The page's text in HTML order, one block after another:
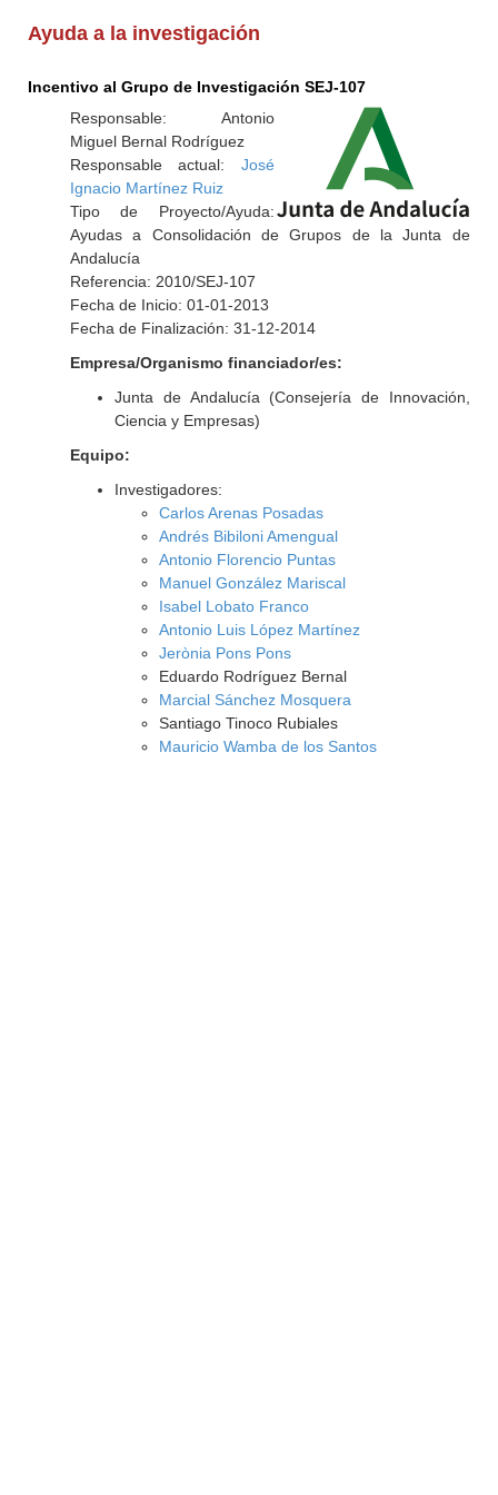
Ayuda a la investigación
Incentivo al Grupo de Investigación SEJ-107
Responsable: Antonio
Miguel Bernal Rodríguez
Responsable actual: José
Ignacio Martínez Ruiz
Tipo de Proyecto/Ayuda:
Ayudas a Consolidación de Grupos de la Junta de
Andalucía
Referencia: 2010/SEJ-107
Fecha de Inicio: 01-01-2013
Fecha de Finalización: 31-12-2014
Empresa/Organismo financiador/es:
Junta de Andalucía (Consejería de Innovación,
Ciencia y Empresas)
Equipo:
Investigadores:
Carlos Arenas Posadas
Andrés Bibiloni Amengual
Antonio Florencio Puntas
Manuel González Mariscal
Isabel Lobato Franco
Antonio Luis López Martínez
Jerònia Pons Pons
Eduardo Rodríguez Bernal
Marcial Sánchez Mosquera
Santiago Tinoco Rubiales
Mauricio Wamba de los Santos